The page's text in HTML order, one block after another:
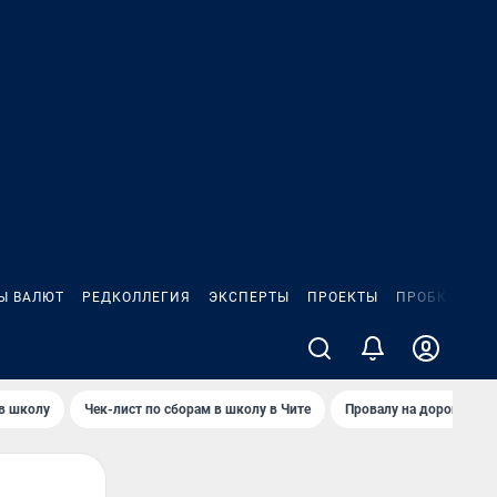
ВАЛЮТ РЕДКОЛЛЕГИЯ ЭКСПЕРТЫ ПРОЕКТЫ ПРОБКИ
школу Чек-лист по сборам в школу в Чите Провалу на дороге